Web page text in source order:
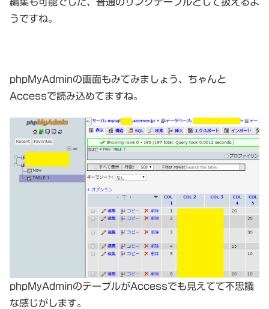
うですね。
phpMyAdminの画面もみてみましょう、ちゃんと
Accessで読み込めてますね。
phpMyAdminのテーブルがAccessでも見えてて不思議
な感じがします。